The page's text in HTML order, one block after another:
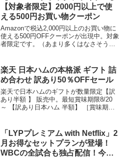
ル ト...
【対象者限定】2000円以上で使
える500円お買い物クーポン
Amazonで税込2,000円以上のお買い物に
使える500円OFFクーポンが出現中。対象
者限定です。（あまり多くはなさそう。
から6日間クーポン利用期間：クーポンを
受け取...
楽天 日本ハムの本格派 ギフト 詰
め合わせ 訳あり50％OFFセール
楽天で日本ハムのギフトが数量限定【訳
あり半額 】 販売中。最短賞味期限8/20
～ 【訳あり日本ハム 半額】 ［賞味期限
ギフトセット 豚肉 冷蔵 税込...
「LYPプレミアム with Netflix」2
月お得なセットプランが登場！
WBCの全試合も独占配信！今な